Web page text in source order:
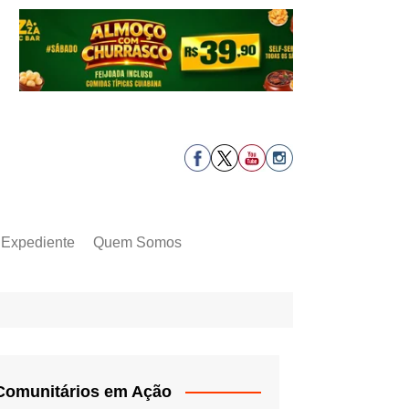
Expediente Quem Somos
em Ação